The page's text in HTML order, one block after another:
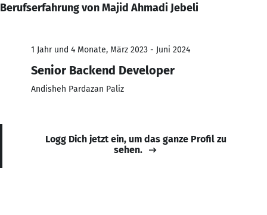
Berufserfahrung von Majid Ahmadi Jebeli
1 Jahr und 4 Monate, März 2023 - Juni 2024
Senior Backend Developer
Andisheh Pardazan Paliz
Logg Dich jetzt ein, um das ganze Profil zu
sehen.